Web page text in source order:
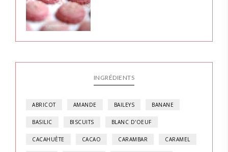
INGRÉDIENTS
ABRICOT AMANDE BAILEYS BANANE
BASILIC BISCUITS BLANC D'OEUF
CACAHUÈTE CACAO CARAMBAR CARAMEL